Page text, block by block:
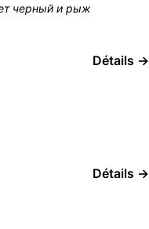
черный и рыж
Détails →
Détails →